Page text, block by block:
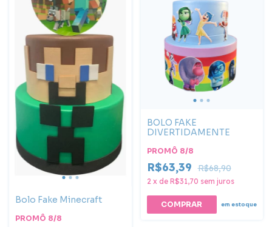
Bolo Fake Minecraft
PROMÔ 8/8
BOLO FAKE
DIVERTIDAMENTE
PROMÔ 8/8
R$63,39 R$68,90
2 x de R$31,70 sem juros
em estoque